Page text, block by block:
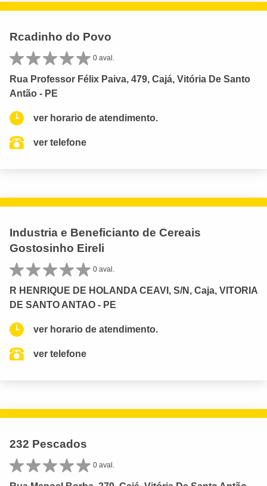
Rcadinho do Povo
0 aval.
Rua Professor Félix Paiva, 479, Cajá, Vitória De Santo
Antão - PE
ver horario de atendimento.
ver telefone
Industria e Beneficianto de Cereais
Gostosinho Eireli
0 aval.
R HENRIQUE DE HOLANDA CEAVI, S/N, Caja, VITORIA
DE SANTO ANTAO - PE
ver horario de atendimento.
ver telefone
232 Pescados
0 aval.